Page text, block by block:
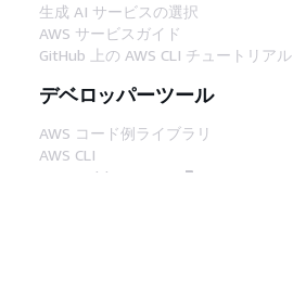
生成 AI サービスの選択
AWS サービスガイド
GitHub 上の AWS CLI チュートリアル
デベロッパーツール
AWS コード例ライブラリ
AWS CLI
AWS Builder Center